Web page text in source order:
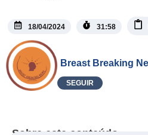
Tratamento do
Mama Avançado
18/04/2024 31:58
Breast Breaking
SEGUIR